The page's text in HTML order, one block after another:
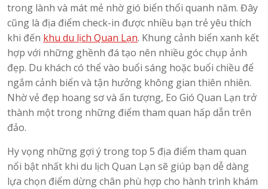
trong lành và mát mẻ nhờ gió biển thổi quanh năm. Đây
cũng là địa điểm check-in được nhiều bạn trẻ yêu thích
khi đến khu du lịch Quan Lạn. Khung cảnh biển xanh kết
hợp với những ghềnh đá tạo nên nhiều góc chụp ảnh
đẹp. Du khách có thể vào buổi sáng hoặc buổi chiều để
ngắm cảnh biển và tận hưởng không gian thiên nhiên.
Nhờ vẻ đẹp hoang sơ và ấn tượng, Eo Gió Quan Lạn trở
thành một trong những điểm tham quan hấp dẫn trên
đảo.
Hy vọng những gợi ý trong top 5 địa điểm tham quan
nổi bật nhất khi du lịch Quan Lạn sẽ giúp bạn dễ dàng
lựa chọn điểm dừng chân phù hợp cho hành trình khám